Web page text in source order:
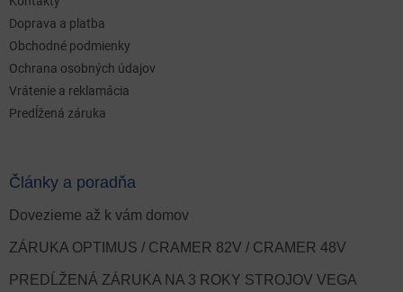
Doprava a platba
Obchodné podmienky
Ochrana osobných údajov
Vrátenie a reklamácia
Predĺžená záruka
Články a poradňa
Dovezieme až k vám domov
ZÁRUKA OPTIMUS / CRAMER 82V / CRAMER 48V
PREDĹŽENÁ ZÁRUKA NA 3 ROKY STROJOV VEGA